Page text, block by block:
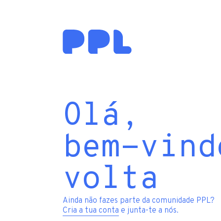
Olá,
bem-
volta
Ainda não fazes parte da comunidade PPL?
Cria a tua conta e junta-te a nós.